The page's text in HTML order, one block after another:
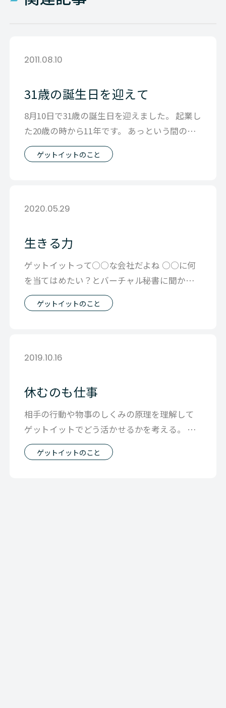
2011.08.10
31歳の誕生日を迎えて
8月10日で31歳の誕生日を迎えました。 起業し
た20歳の時から11年です。 あっという間のよ
うで、とても長い月日だった
ゲットイットのこと
2020.05.29
生きる力
ゲットイットって○○な会社だよね ○○に何
を当てはめたい？とバーチャル秘書に聞かれ
て 考えたときに浮かんだのが 「ゲット
ゲットイットのこと
2019.10.16
休むのも仕事
相手の行動や物事のしくみの原理を理解して
ゲットイットでどう活かせるかを考える。 毎
日毎日 大きいことから 小さいことま
ゲットイットのこと